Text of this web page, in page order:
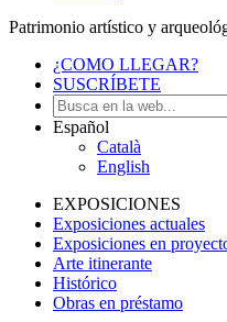
Patrimonio artístico y
¿COMO LLEGAR?
SUSCRÍBETE
Español
Català
English
EXPOSICIONES
Exposiciones actuales
Exposiciones en
Arte itinerante
Histórico
Obras en préstamo